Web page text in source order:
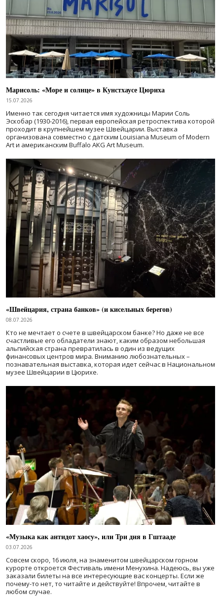
Марисоль: «Море и солнце» в Кунстхаусе Цюриха
15.07.2026
Именно так сегодня читается имя художницы Марии Соль
Эскобар (1930-2016), первая европейская ретроспектива которой
проходит в крупнейшем музее Швейцарии. Выставка
организована совместно с датским Louisiana Museum of Modern
Art и американским Buffalo AKG Art Museum.
«Швейцария, страна банков» (и кисельных берегов)
08.07.2026
Кто не мечтает о счете в швейцарском банке? Но даже не все
счастливые его обладатели знают, каким образом небольшая
альпийская страна превратилась в один из ведущих
финансовых центров мира. Вниманию любознательных –
познавательная выставка, которая идет сейчас в Национальном
музее Швейцарии в Цюрихе.
«Музыка как антидот хаосу», или Три дня в Гштааде
03.07.2026
Совсем скоро, 16 июля, на знаменитом швейцарском горном
курорте откроется Фестиваль имени Менухина. Надеюсь, вы уже
заказали билеты на все интересующие вас концерты. Если же
почему-то нет, то читайте и действуйте! Впрочем, читайте в
любом случае.